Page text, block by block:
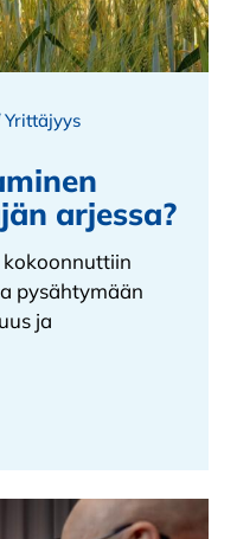
Yrittäjyys
arjessa?
pysähtymään
ja